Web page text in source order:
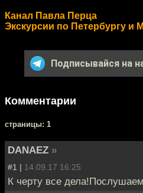
Канал Павла Перца
Экскурсии по Петербургу и
Подписывайся на
Комментарии
cтраницы: 1
DANAEZ »
#1 | 14.09.17 16:25
К черту все